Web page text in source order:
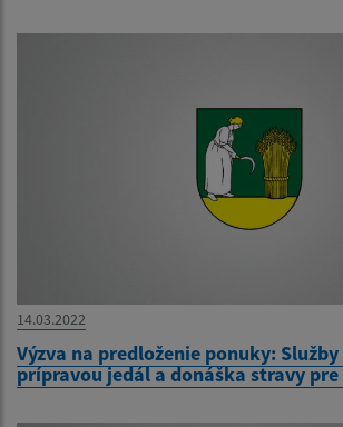
14.03.2022
Výzva na predloženie ponuky: Služby
prípravou jedál a donáška stravy pre